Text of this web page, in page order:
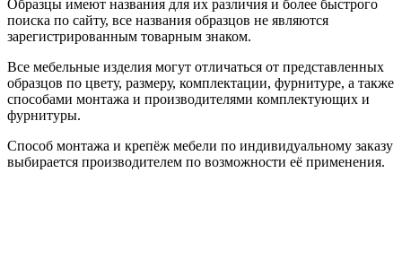
Образцы имеют названия для их различия и более быстрого
поиска по сайту, все названия образцов не являются
зарегистрированным товарным знаком.
Все мебельные изделия могут отличаться от представленных
образцов по цвету, размеру, комплектации, фурнитуре, а также
способами монтажа и производителями комплектующих и
фурнитуры.
Способ монтажа и крепёж мебели по индивидуальному заказу
выбирается производителем по возможности её применения.